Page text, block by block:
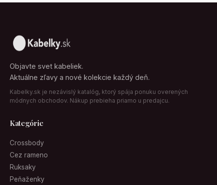
Objavte svet kabeliek.
Aktuálne zľavy a nové kolekcie každý deň.
Kabelky.sk je nezávislý katalóg, ktorý spája ponuku overených
módnych obchodov. Nákup prebieha priamo u predajcu.
Kategórie
Crossbody
Cez rameno
Ruksaky
Peňaženky